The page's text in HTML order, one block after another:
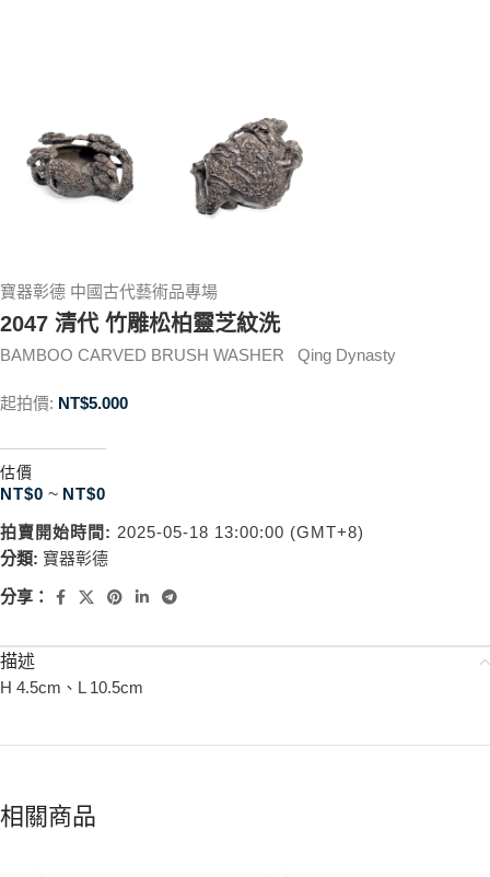
寶器彰德 中國古代藝術品專場
2047 清代 竹雕松柏靈芝紋洗
BAMBOO CARVED BRUSH WASHER Qing Dynasty
起拍價: NT$5.000
估價
NT$0 ~ NT$0
拍賣開始時間: 2025-05-18 13:00:00 (GMT+8)
分類: 寶器彰德
分享：
描述
H 4.5cm、L 10.5cm
相關商品